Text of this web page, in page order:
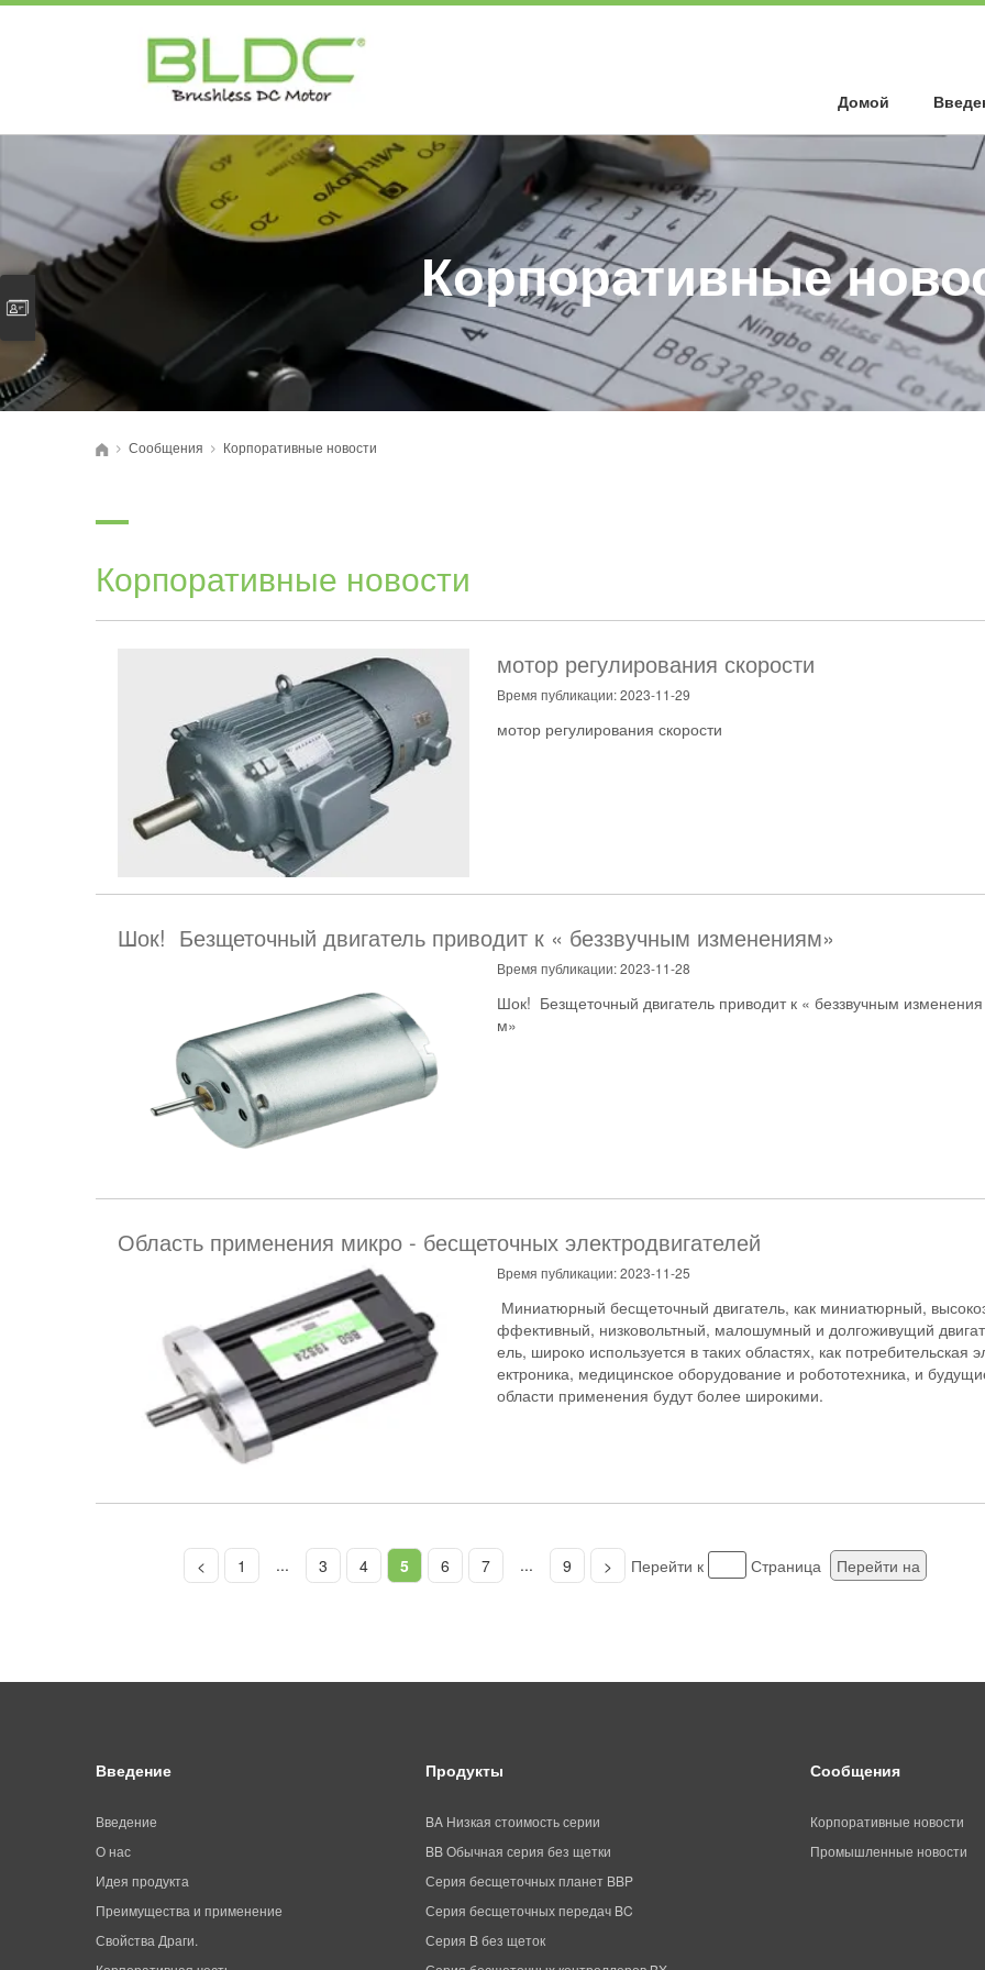
Домой
Корпоративные
首页
> Сообщения > Корпоративные новости
Корпоративные новости
мотор регулирования скорости
Время публикации: 2023-11-29
мотор регулирования скорости
Шок! Безщеточный двигатель приводит к « беззвучным изменениям»
Время публикации: 2023-11-28
Шок! Безщеточный двигатель приводит к « беззвучным изменения
м»
Область применения микро - бесщеточных электродвигателей
Время публикации: 2023-11-25
Миниатюрный бесщеточный двигатель, как миниатюрный,
ффективный, низковольтный, малошумный и долгоживущий двигат
ель, широко используется в таких областях, как потребительская
ектроника, медицинское оборудование и робототехника, и
области применения будут более широкими.
< 1 ... 3 4 5 6 7 ... 9 > Перейти к Страница Перейти на
Введение
Введение
О нас
Идея продукта
Преимущества и применение
Свойства Драги.
Продукты
BA Низкая стоимость серии
BB Обычная серия без щетки
Серия бесщеточных планет BBP
Серия бесщеточных передач BC
Серия B без щеток
Сообщения
Корпоративные новости
Промышленные новости